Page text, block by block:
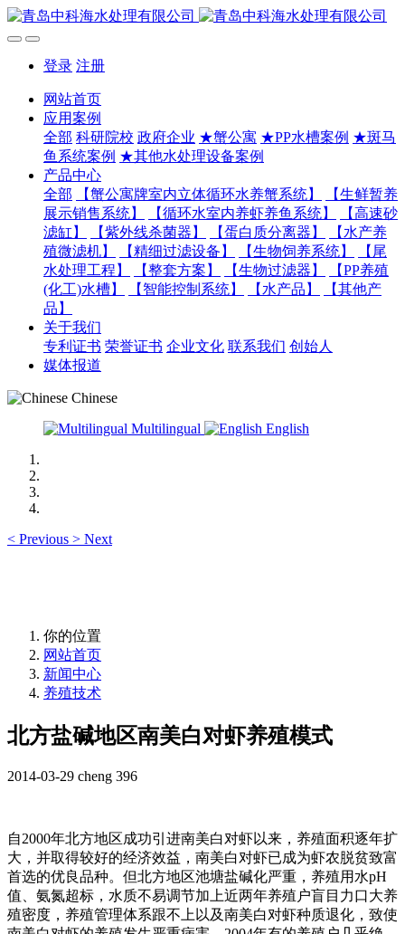
登录 注册
网站首页
应用案例
全部 科研院校 政府企业 ★蟹公寓 ★PP水槽案例 ★斑马
鱼系统案例 ★其他水处理设备案例
产品中心
全部
【蟹公寓牌室内立体循环水养蟹系统】
【生鲜暂养
展示销售系统】
【循环水室内养虾养鱼系统】
【高速砂
滤缸】
【紫外线杀菌器】 【蛋白质分离器】
【水产养
殖微滤机】
【精细过滤设备】 【生物饲养系统】
【尾
水处理工程】
【整套方案】 【生物过滤器】
【PP养殖
(化工)水槽】
【智能控制系统】 【水产品】
【其他产
品】
关于我们
专利证书 荣誉证书 企业文化 联系我们 创始人
媒体报道
Chinese
Multilingual
English
< Previous > Next
你的位置
网站首页
新闻中心
养殖技术
北方盐碱地区南美白对虾养殖模式
2014-03-29 cheng 396
自2000年北方地区成功引进南美白对虾以来，养殖面积逐年扩
大，并取得较好的经济效益，南美白对虾已成为虾农脱贫致富
首选的优良品种。但北方地区池塘盐碱化严重，养殖用水pH
值、氨氮超标，水质不易调节加上近两年养殖户盲目力口大养
殖密度，养殖管理体系跟不上以及南美白对虾种质退化，致使